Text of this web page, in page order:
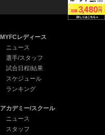
MYFCレディース
ニュース
選手/スタッフ
試合日程/結果
スケジュール
ランキング
アカデミー/スクール
ニュース
スタッフ